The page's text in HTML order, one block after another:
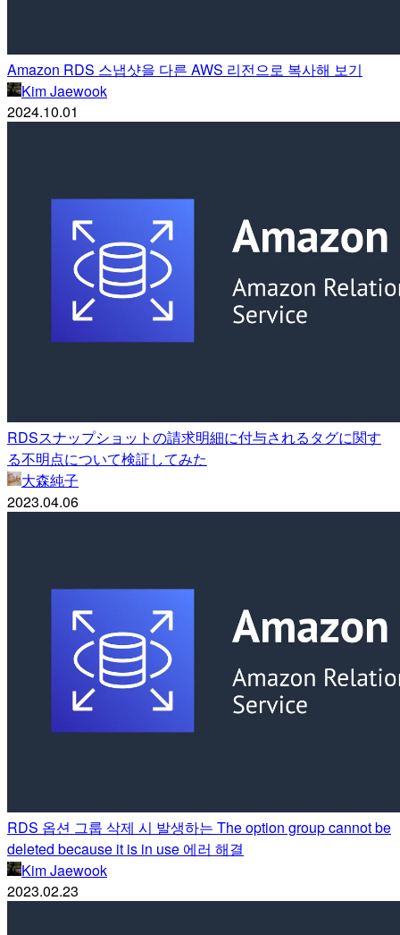
Amazon RDS 스냅샷을 다른 AWS 리전으로 복사해 보기
Kim Jaewook
2024.10.01
RDSスナップショットの請求明細に付与されるタグに関す
る不明点について検証してみた
大森純子
2023.04.06
RDS 옵션 그룹 삭제 시 발생하는 The option group cannot be
deleted because it is in use 에러 해결
Kim Jaewook
2023.02.23